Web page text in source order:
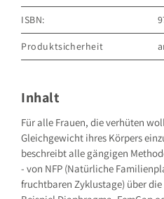
ISBN:
Produktsicherheit
81675 München
Deutschland
Sicherheitshinweis
entbehrlich
Inhalt
Für alle Frauen, die verhüten
Gleichgewicht ihres Körpers
beschreibt alle gängigen
- von NFP (Natürliche
fruchtbaren Zyklustage) über